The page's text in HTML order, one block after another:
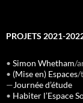
PROJETS 2021-
• Simon Whetham/
• (Mise en) Espaces/
—Journée d’étude
• Habiter l’Espace